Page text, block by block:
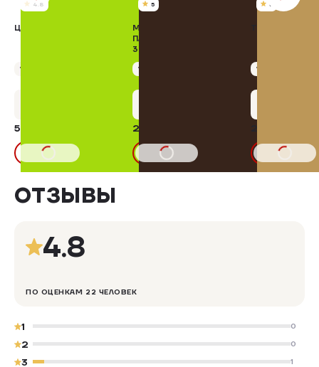
4.8
ЦЫПЛЕНОК ТАБАКА
Упаковка 1,20 кг
527,94 ₽
В КОРЗИНУ
5
МОЛОКО ЦЕЛЬНОЕ
ПАСТЕРИЗОВАННОЕ,
3,6-4%
Упаковка 1,00 кг
201,00 ₽
В КОРЗИНУ
5
Упаковка 400 г
В КОРЗИНУ
ОТЗЫВЫ
4.8
ПО ОЦЕНКАМ 22 ЧЕЛОВЕК
1 0
2 0
3 1